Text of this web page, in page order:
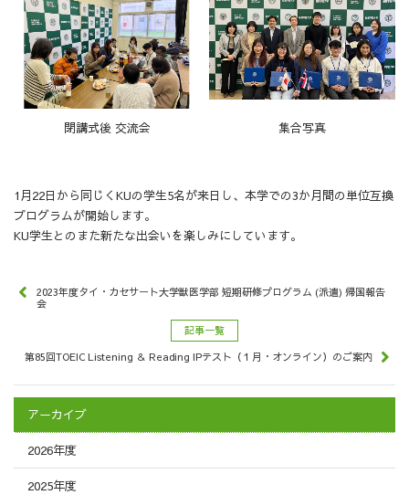
閉講式後 交流会 集合写真
1月22日から同じくKUの学生5名が来日し、本学での3か月間の単位互換
プログラムが開始します。
KU学生とのまた新たな出会いを楽しみにしています。
2023年度タイ・カセサート大学獣医学部 短期研修プログラム (派遣) 帰国報告
会
記事一覧
第85回TOEIC Listening ＆ Reading IPテスト（１月・オンライン）のご案内
アーカイブ
2026年度
2025年度